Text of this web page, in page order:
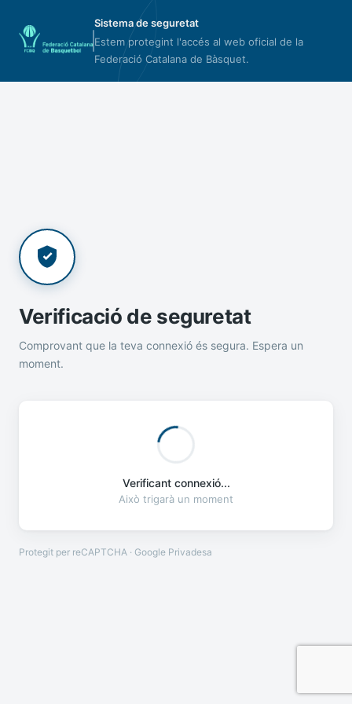
Sistema de seguretat
Estem protegint l'accés al web oficial de la
Federació Catalana de Bàsquet.
Verificació de seguretat
Comprovant que la teva connexió és segura. Espera un
moment.
Verificant connexió...
Això trigarà un moment
Protegit per reCAPTCHA · Google Privadesa